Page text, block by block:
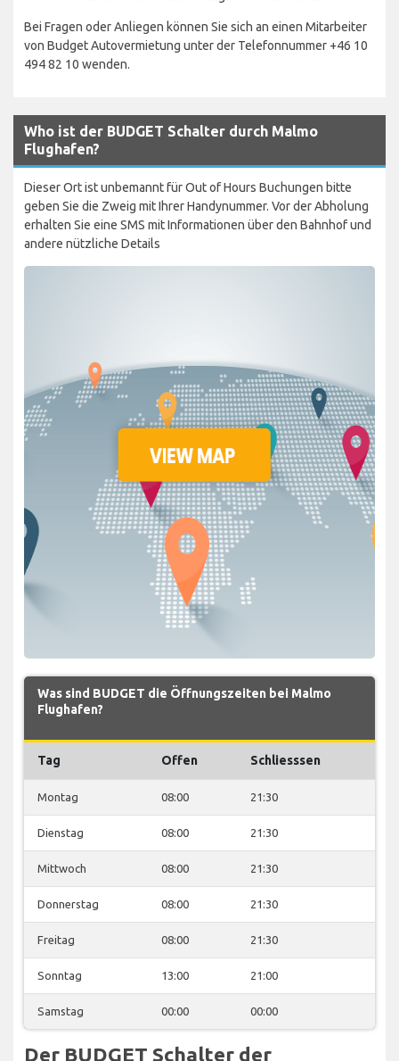
Bei Fragen oder Anliegen können Sie sich an einen Mitarbeiter
von Budget Autovermietung unter der Telefonnummer +46 10
494 82 10 wenden.
Who ist der BUDGET Schalter durch Malmo
Flughafen?
Dieser Ort ist unbemannt für Out of Hours Buchungen bitte
geben Sie die Zweig mit Ihrer Handynummer. Vor der Abholung
erhalten Sie eine SMS mit Informationen über den Bahnhof und
andere nützliche Details
Was sind BUDGET die Öffnungszeiten bei Malmo
Flughafen?
Tag Offen Schliesssen
Montag 08:00 21:30
Dienstag 08:00 21:30
Mittwoch 08:00 21:30
Donnerstag 08:00 21:30
Freitag 08:00 21:30
Sonntag 13:00 21:00
Samstag 00:00 00:00
Der BUDGET Schalter der